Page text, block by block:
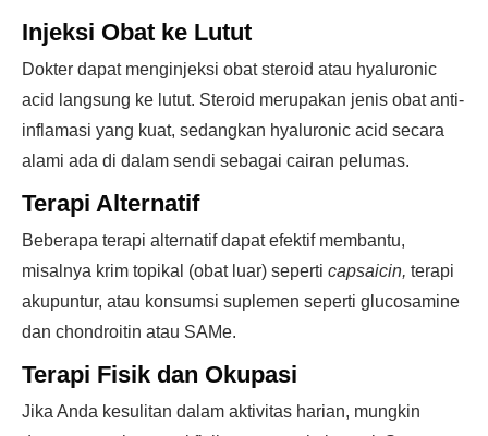
Injeksi Obat ke Lutut
Dokter dapat menginjeksi obat steroid atau hyaluronic
acid langsung ke lutut. Steroid merupakan jenis obat anti-
inflamasi yang kuat, sedangkan hyaluronic acid secara
alami ada di dalam sendi sebagai cairan pelumas.
Terapi Alternatif
Beberapa terapi alternatif dapat efektif membantu,
misalnya krim topikal (obat luar) seperti capsaicin, terapi
akupuntur, atau konsumsi suplemen seperti glucosamine
dan chondroitin atau SAMe.
Terapi Fisik dan Okupasi
Jika Anda kesulitan dalam aktivitas harian, mungkin